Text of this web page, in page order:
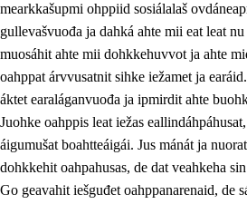
mearkkašupmi ohppiid sosiálalaš
gullevašvuođa ja dahká ahte mii eat leat
muosáhit ahte mii dohkkehuvvot ja ahte
oahppat árvvusatnit sihke iežamet ja
áktet earaláganvuođa ja ipmirdit ahte
Juohke oahppis leat iežas
áigumušat boahtteáigái. Jus mánát ja
dohkkehit oahpahusas, de dat veahkeha
Go geavahit iešguđet oahppanarenaid, de